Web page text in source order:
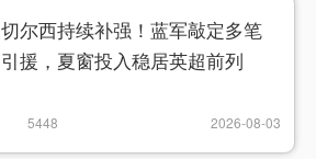
切尔西持续补强！蓝军敲定多笔
引援，夏窗投入稳居英超前列
5448 2026-08-03